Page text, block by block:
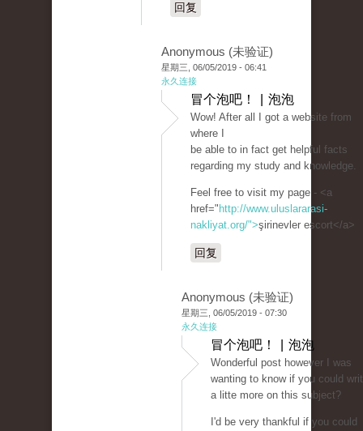
回复
Anonymous (未验证)
星期三, 06/05/2019 - 06:41
永久连接
冒个泡吧！ | 泡泡
Wow! After all I got a website from
where I
be able to in fact get helpful facts
regarding my study and knowledge.
Feel free to visit my page - <a
href=" http://www.uluslararasi-
nakliyat.org/">şirinevler escort</a>
回复
Anonymous (未验证)
星期三, 06/05/2019 - 07:30
永久连接
冒个泡吧！ | 泡泡
Wonderful post however I was
wanting to know if you could
a litte more on this subject?
I'd be very thankful if you could